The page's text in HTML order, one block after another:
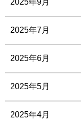
2025年9月
2025年7月
2025年6月
2025年5月
2025年4月